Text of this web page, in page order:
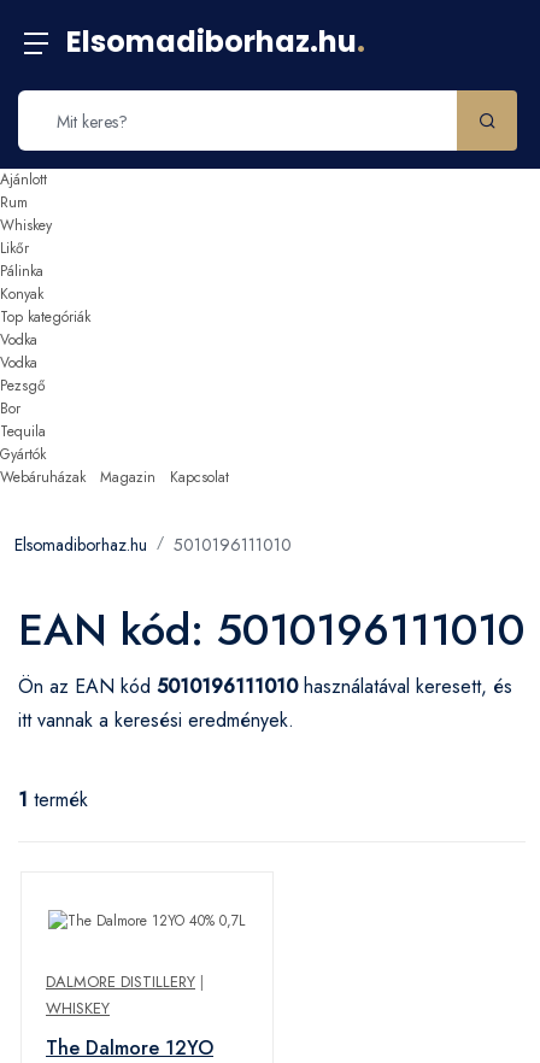
Elsomadiborhaz.hu.
Ajánlott
Rum
Whiskey
Likőr
Pálinka
Konyak
Top kategóriák
Vodka
Vodka
Pezsgő
Bor
Tequila
Gyártók
Webáruházak
Magazin Kapcsolat
Elsomadiborhaz.hu 5010196111010
EAN kód: 5010196111010
Ön az EAN kód 5010196111010használatával keresett, és
itt vannak a keresési eredmények.
1 termék
DALMORE DISTILLERY |
WHISKEY
The Dalmore 12YO